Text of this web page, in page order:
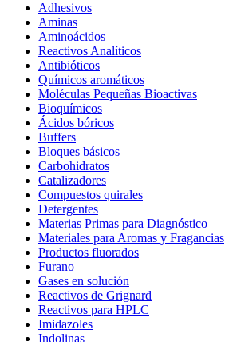
Adhesivos
Aminas
Aminoácidos
Reactivos Analíticos
Antibióticos
Químicos aromáticos
Moléculas Pequeñas Bioactivas
Bioquímicos
Ácidos bóricos
Buffers
Bloques básicos
Carbohidratos
Catalizadores
Compuestos quirales
Detergentes
Materias Primas para Diagnóstico
Materiales para Aromas y Fragancias
Productos fluorados
Furano
Gases en solución
Reactivos de Grignard
Reactivos para HPLC
Imidazoles
Indolinas